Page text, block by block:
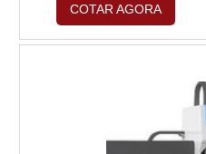
técnicos, com
úteis. É a solução
mecânico e de
economia de
COTAR AGORA